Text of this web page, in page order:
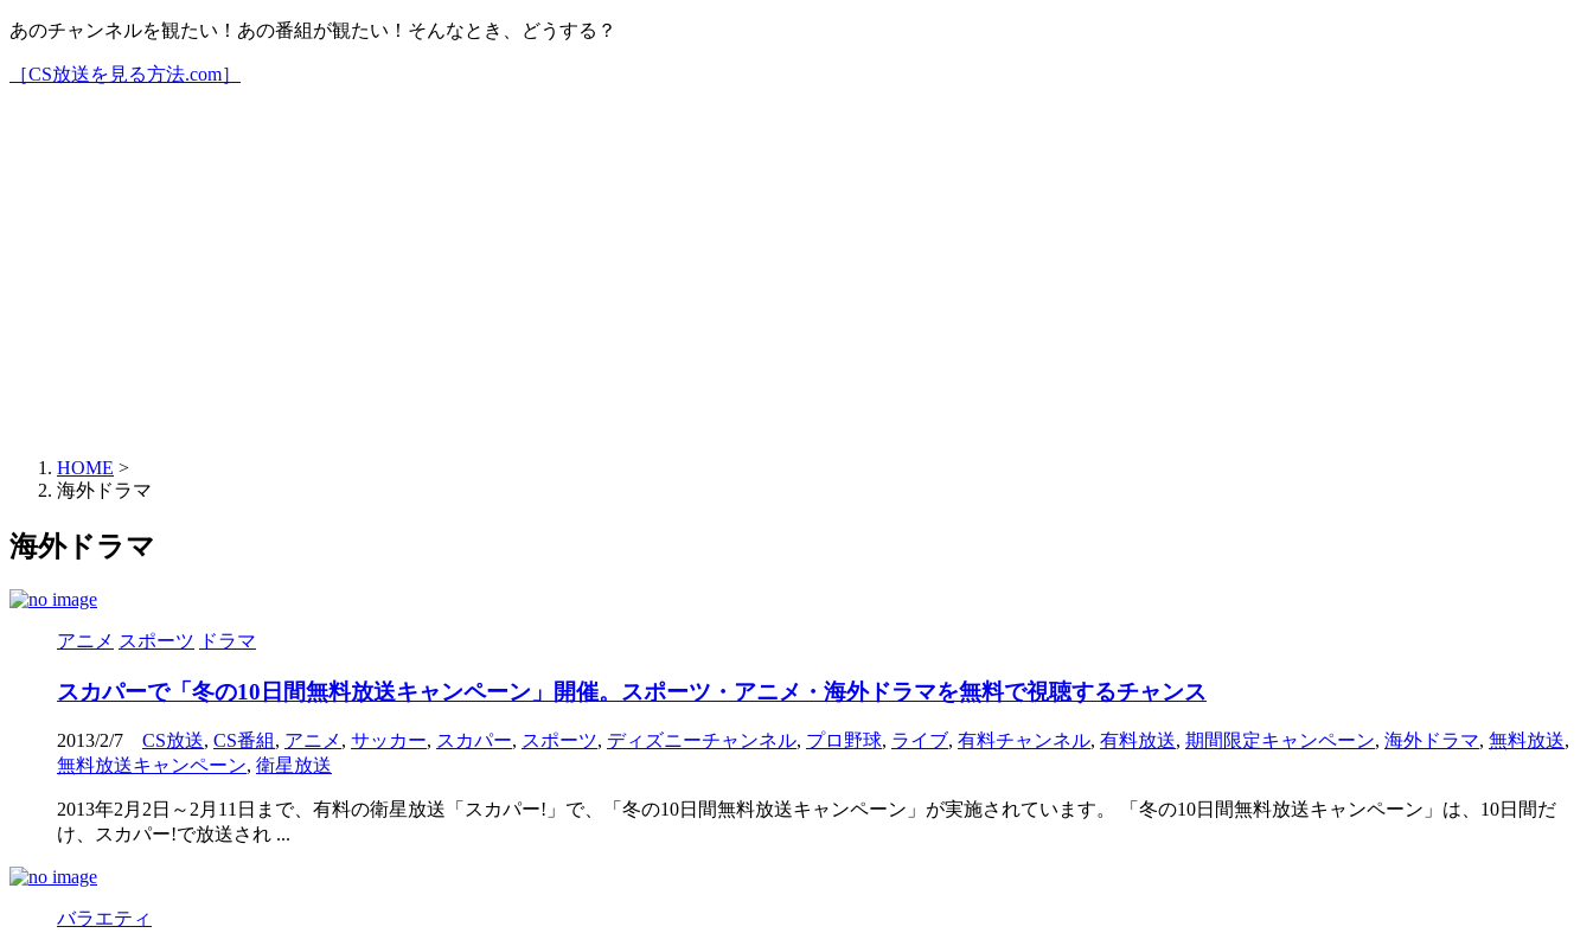
あのチャンネルを観たい！あの番組が観たい！そんなとき、どうする？
［CS放送を見る方法.com］
HOME >
海外ドラマ
海外ドラマ
アニメ スポーツ ドラマ
スカパーで「冬の10日間無料放送キャンペーン」開催。スポーツ・アニメ・海外ドラマを無料で視聴するチャンス
2013/2/7 CS放送, CS番組, アニメ , サッカー, スカパー, スポーツ, ディズニーチャンネル, プロ野球, ライブ, 有料チャンネル, 有料放送, 期間限定キャンペーン, 海外ドラマ, 無料放送,
無料放送キャンペーン, 衛星放送
2013年2月2日～2月11日まで、有料の衛星放送「スカパー!」で、「冬の10日間無料放送キャンペーン」が実施されています。 「冬の10日間無料放送キャンペーン」は、10日間だ
け、スカパー!で放送され ...
バラエティ